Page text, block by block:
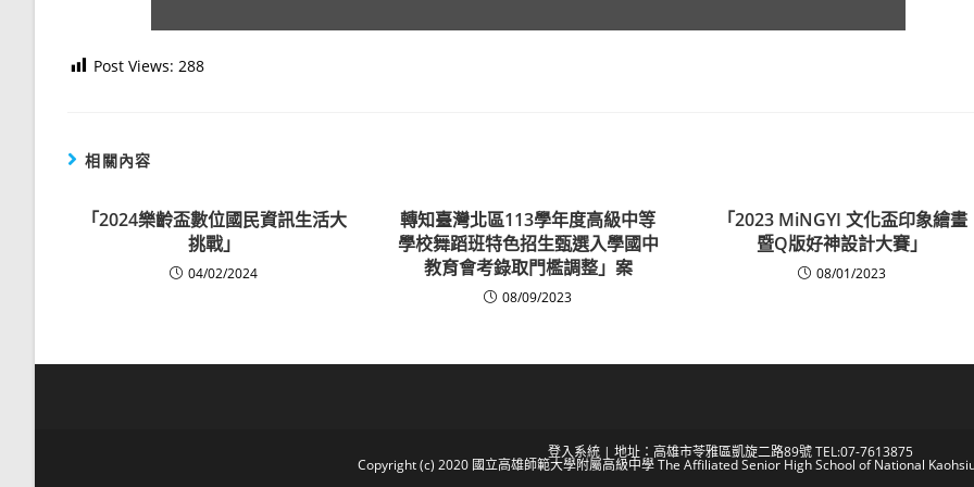
Post Views: 288
相關內容
「2024樂齡盃數位國民資訊生活大
挑戰」
04/02/2024
轉知臺灣北區113學年度高級中等
學校舞蹈班特色招生甄選入學國中
教育會考錄取門檻調整」案
08/09/2023
「2023 MiNGYI 文化盃印象繪畫
暨Q版好神設計大賽」
08/01/2023
登入系統 | 地址：高雄市苓雅區凱旋二路89號 TEL:07-7613875
Copyright (c) 2020 國立高雄師範大學附屬高級中學 The Affiliated Senior High School of National